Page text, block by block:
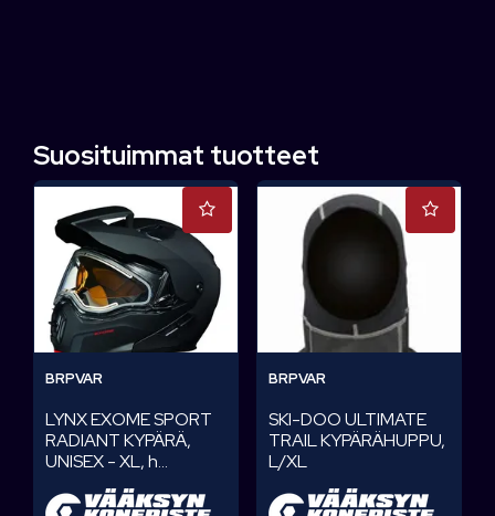
Suosituimmat tuotteet
BRPVAR
LYNX EXOME SPORT
RADIANT KYPÄRÄ,
UNISEX - XL, h...
BRPVAR
SKI-DOO ULTIMATE
TRAIL KYPÄRÄHUPPU,
L/XL